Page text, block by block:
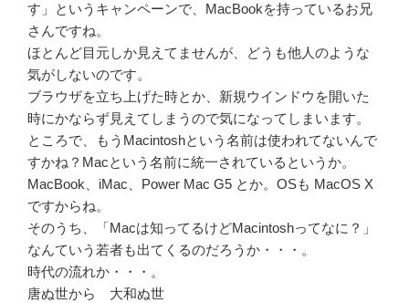
す」というキャンペーンで、MacBookを持っているお兄
さんですね。
ほとんど目元しか見えてませんが、どうも他人のような
気がしないのです。
ブラウザを立ち上げた時とか、新規ウインドウを開いた
時にかならず見えてしまうので気になってしまいます。
ところで、もうMacintoshという名前は使われてないんで
すかね？Macという名前に統一されているというか。
MacBook、iMac、Power Mac G5 とか。OSも MacOS X
ですからね。
そのうち、「Macは知ってるけどMacintoshってなに？」
なんていう若者も出てくるのだろうか・・・。
時代の流れか・・・。
唐ぬ世から 大和ぬ世